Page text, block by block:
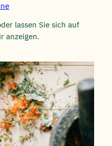
lassen Sie sich auf
anzeigen.